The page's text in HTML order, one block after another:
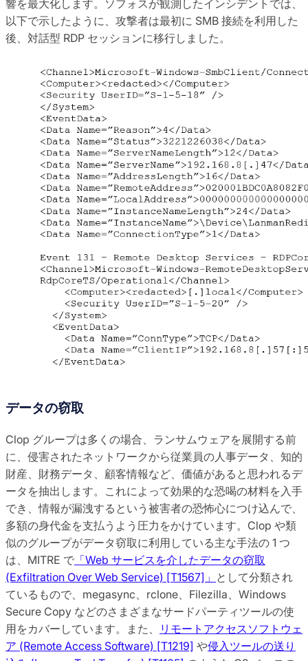
響を最大化します。ソフォスが観測したインシデントでは、
以下で示したように、攻撃者は最初に SMB 接続を利用した
後、対話型 RDP セッションに移行しました。
データの窃取
Clop グループは多くの場合、ランサムウェアを展開する前
に、侵害されたネットワークから従業員の人事データ、知的
財産、財務データ、顧客情報など、価値があると思われるデ
ータを抽出します。これによって効果的な恐喝の材料を入手
でき、情報が漏洩するという被害者の恐怖心につけ込んで、
多額の身代金を支払うよう圧力をかけています。Clop や類
似のグループがデータ窃取に利用している主な手法の 1 つ
は、MITRE で 「Web サービスを介したデータの窃取
(Exfiltration Over Web Service) [T1567]」 として分類され
ているもので、megasync、rclone、Filezilla、Windows
Secure Copy などのさまざまなサードパーティツールの使
用をカバーしています。また、
リモートアクセスソフトウェ
ア (Remote Access Software) [T1219] や侵入ツールの送り